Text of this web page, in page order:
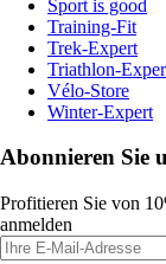
Sport is good
Training-Fit
Trek-Expert
Triathlon-
Vélo-Store
Winter-Expert
Abonnieren Sie
Profitieren Sie von
anmelden